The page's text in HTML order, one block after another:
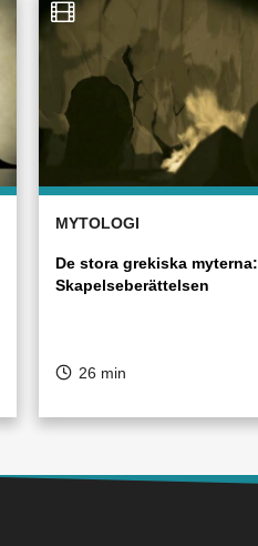
MYTOLOGI
De stora grekiska myterna:
Skapelseberättelsen
26 min